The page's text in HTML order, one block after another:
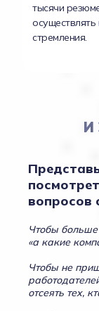
тысячи
стремления.
Чтобы
«а какие
Чтобы не
отсеять тех,
вопросов
И